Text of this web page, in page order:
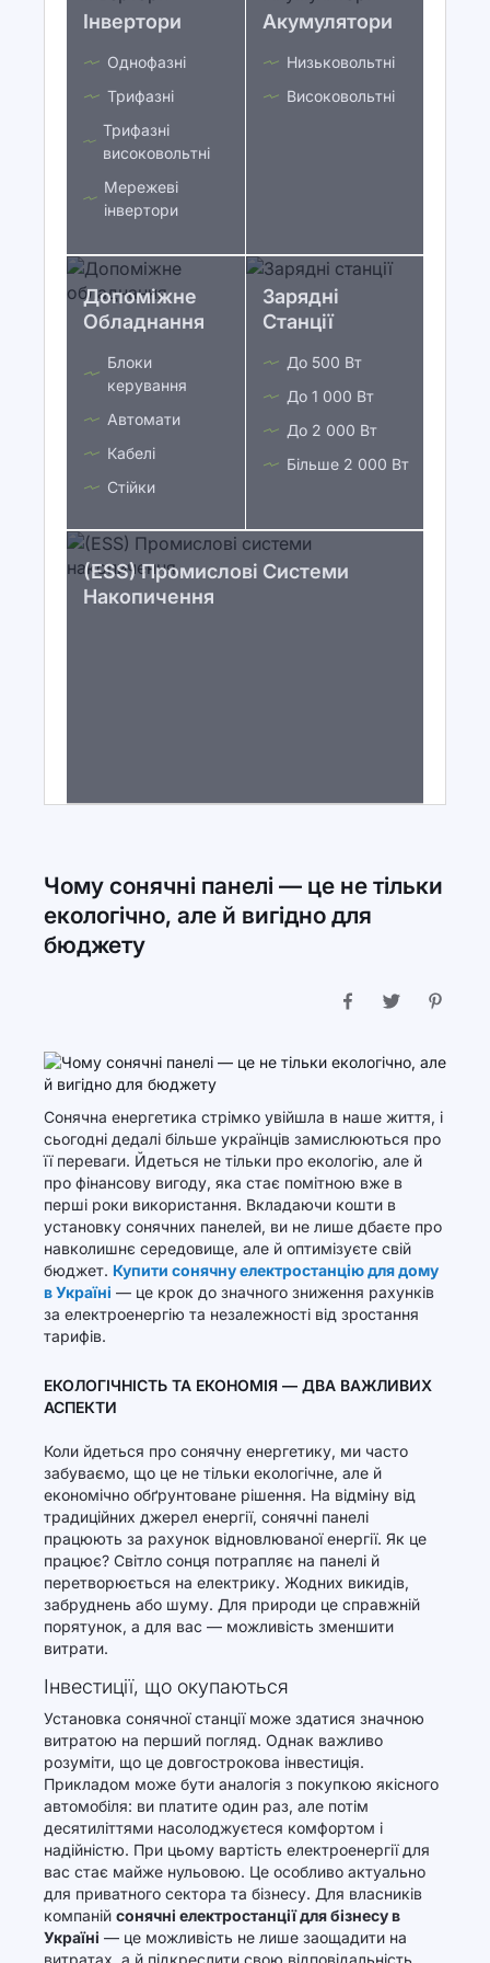
Інвертори
Однофазні
Трифазні
Трифазні
високовольтні
Мережеві
інвертори
Акумулятори
Низьковольтні
Високовольтні
Допоміжне
Обладнання
Блоки
керування
Автомати
Кабелі
Стійки
Зарядні
Станції
До 500 Вт
До 1 000 Вт
До 2 000 Вт
Більше 2 000 Вт
(ESS) Промислові Системи
Накопичення
Чому сонячні панелі — це не тільки
екологічно, але й вигідно для
бюджету
Сонячна енергетика стрімко увійшла в наше життя, і
сьогодні дедалі більше українців замислюються про
її переваги. Йдеться не тільки про екологію, але й
про фінансову вигоду, яка стає помітною вже в
перші роки використання. Вкладаючи кошти в
установку сонячних панелей, ви не лише дбаєте про
навколишнє середовище, але й оптимізуєте свій
бюджет. Купити сонячну електростанцію для дому
в Україні — це крок до значного зниження рахунків
за електроенергію та незалежності від зростання
тарифів.
ЕКОЛОГІЧНІСТЬ ТА ЕКОНОМІЯ — ДВА ВАЖЛИВИХ
АСПЕКТИ
Коли йдеться про сонячну енергетику, ми часто
забуваємо, що це не тільки екологічне, але й
економічно обґрунтоване рішення. На відміну від
традиційних джерел енергії, сонячні панелі
працюють за рахунок відновлюваної енергії. Як це
працює? Світло сонця потрапляє на панелі й
перетворюється на електрику. Жодних викидів,
забруднень або шуму. Для природи це справжній
порятунок, а для вас — можливість зменшити
витрати.
Інвестиції, що окупаються
Установка сонячної станції може здатися значною
витратою на перший погляд. Однак важливо
розуміти, що це довгострокова інвестиція.
Прикладом може бути аналогія з покупкою якісного
автомобіля: ви платите один раз, але потім
десятиліттями насолоджуєтеся комфортом і
надійністю. При цьому вартість електроенергії для
вас стає майже нульовою. Це особливо актуально
для приватного сектора та бізнесу. Для власників
компаній сонячні електростанції для бізнесу в
Україні — це можливість не лише заощадити на
витратах, а й підкреслити свою відповідальність